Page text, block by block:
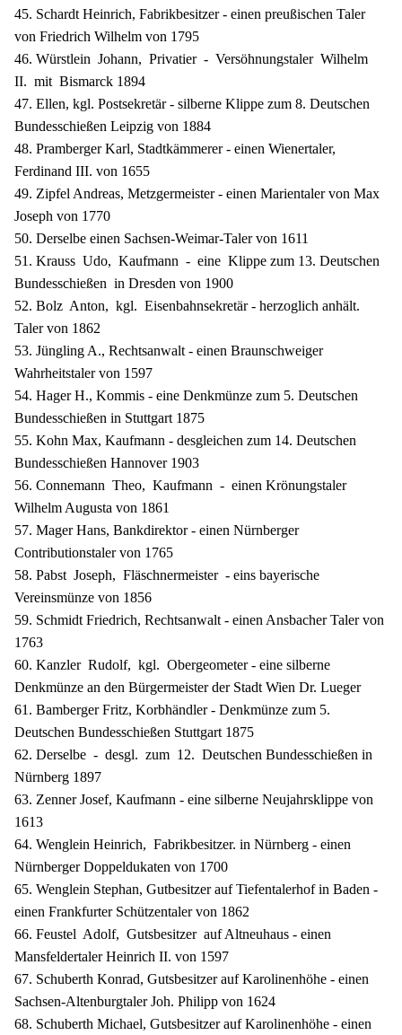
45. Schardt Heinrich, Fabrikbesitzer - einen preußischen Taler
von Friedrich Wilhelm von 1795
46. Würstlein Johann, Privatier - Versöhnungstaler Wilhelm
II. mit Bismarck 1894
47. Ellen, kgl. Postsekretär - silberne Klippe zum 8. Deutschen
Bundesschießen Leipzig von 1884
48. Pramberger Karl, Stadtkämmerer - einen Wienertaler,
Ferdinand III. von 1655
49. Zipfel Andreas, Metzgermeister - einen Marientaler von Max
Joseph von 1770
50. Derselbe einen Sachsen-Weimar-Taler von 1611
51. Krauss Udo, Kaufmann - eine Klippe zum 13. Deutschen
Bundesschießen in Dresden von 1900
52. Bolz Anton, kgl. Eisenbahnsekretär - herzoglich anhält.
Taler von 1862
53. Jüngling A., Rechtsanwalt - einen Braunschweiger
Wahrheitstaler von 1597
54. Hager H., Kommis - eine Denkmünze zum 5. Deutschen
Bundesschießen in Stuttgart 1875
55. Kohn Max, Kaufmann - desgleichen zum 14. Deutschen
Bundesschießen Hannover 1903
56. Connemann Theo, Kaufmann - einen Krönungstaler
Wilhelm Augusta von 1861
57. Mager Hans, Bankdirektor - einen Nürnberger
Contributionstaler von 1765
58. Pabst Joseph, Fläschnermeister - eins bayerische
Vereinsmünze von 1856
59. Schmidt Friedrich, Rechtsanwalt - einen Ansbacher Taler von
1763
60. Kanzler Rudolf, kgl. Obergeometer - eine silberne
Denkmünze an den Bürgermeister der Stadt Wien Dr. Lueger
61. Bamberger Fritz, Korbhändler - Denkmünze zum 5.
Deutschen Bundesschießen Stuttgart 1875
62. Derselbe - desgl. zum 12. Deutschen Bundesschießen in
Nürnberg 1897
63. Zenner Josef, Kaufmann - eine silberne Neujahrsklippe von
1613
64. Wenglein Heinrich, Fabrikbesitzer. in Nürnberg - einen
Nürnberger Doppeldukaten von 1700
65. Wenglein Stephan, Gutbesitzer auf Tiefentalerhof in Baden -
einen Frankfurter Schützentaler von 1862
66. Feustel Adolf, Gutsbesitzer auf Altneuhaus - einen
Mansfeldertaler Heinrich II. von 1597
67. Schuberth Konrad, Gutsbesitzer auf Karolinenhöhe - einen
Sachsen-Altenburgtaler Joh. Philipp von 1624
68. Schuberth Michael, Gutsbesitzer auf Karolinenhöhe - einen